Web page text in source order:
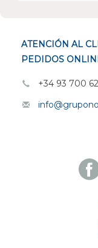
ATENCIÓN AL
PEDIDOS
+34 93 700